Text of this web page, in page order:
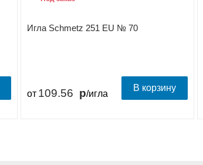
Игла Schmetz 251 EU № 70
от 109.56 /игла
В корзину